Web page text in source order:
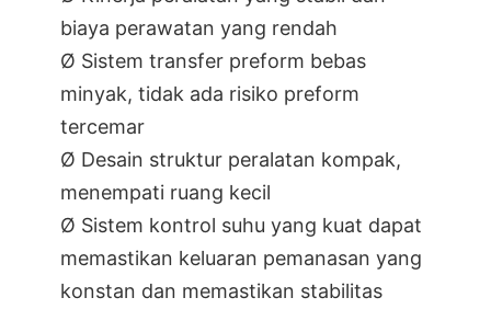
biaya perawatan yang rendah
Ø Sistem transfer preform bebas
minyak, tidak ada risiko preform
tercemar
Ø Desain struktur peralatan kompak,
menempati ruang kecil
Ø Sistem kontrol suhu yang kuat dapat
memastikan keluaran pemanasan yang
konstan dan memastikan stabilitas